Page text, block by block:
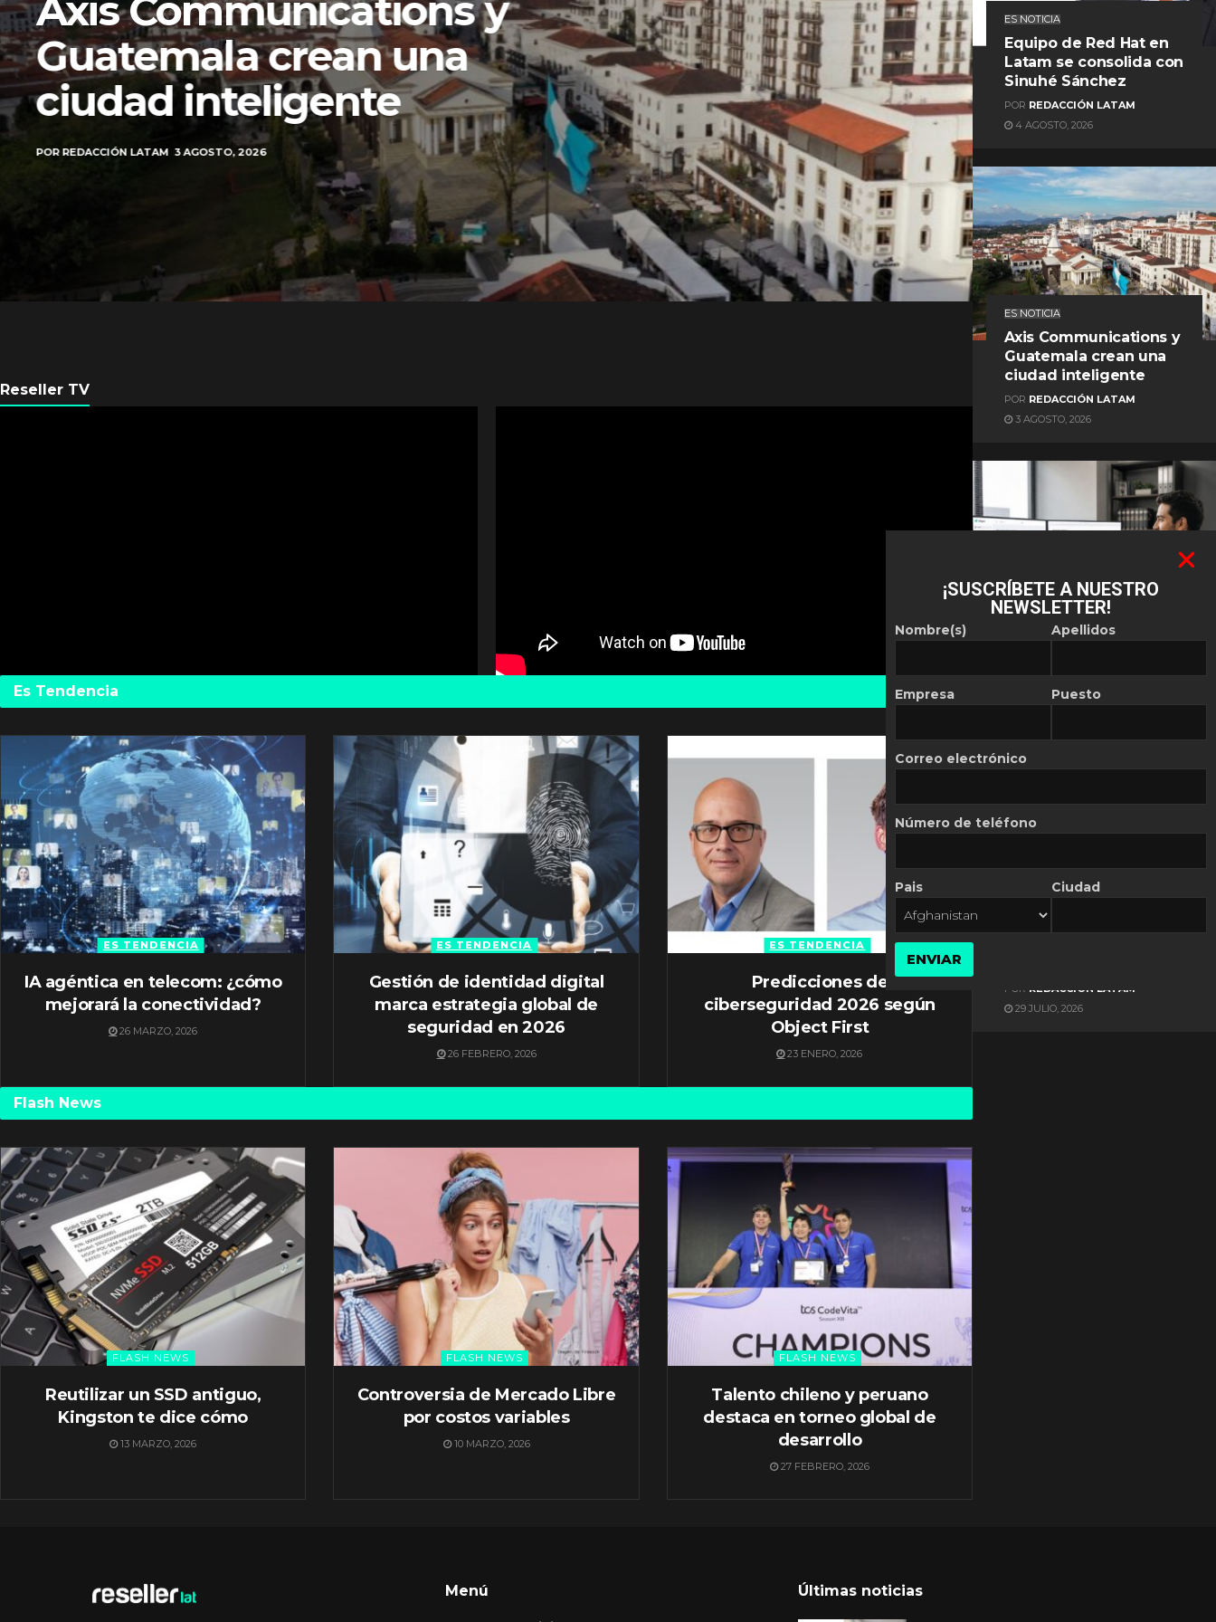
Axis Communications y
Guatemala crean una
ciudad inteligente
POR REDACCIÓN LATAM 3 AGOSTO, 2026
Reseller TV
Es Tendencia
ES TENDENCIA
IA agéntica en telecom: ¿cómo
mejorará la conectividad?
26 MARZO, 2026
ES TENDENCIA
Gestión de identidad digital
marca estrategia global de
seguridad en 2026
26 FEBRERO, 2026
ES TENDENCIA
Predicciones de
ciberseguridad 2026 según
Object First
23 ENERO, 2026
Flash News
FLASH NEWS
Reutilizar un SSD antiguo,
Kingston te dice cómo
13 MARZO, 2026
FLASH NEWS
Controversia de Mercado Libre
por costos variables
10 MARZO, 2026
FLASH NEWS
Talento chileno y peruano
destaca en torneo global de
desarrollo
27 FEBRERO, 2026
ES NOTICIA
Equipo de Red Hat en
Latam se consolida con
Sinuhé Sánchez
POR REDACCIÓN LATAM
4 AGOSTO, 2026
ES NOTICIA
Axis Communications y
Guatemala crean una
ciudad inteligente
POR REDACCIÓN LATAM
3 AGOSTO, 2026
ES NOTICIA
Automatización de las
REDACCIÓN LATAM
ES NOTICIA
POR REDACCIÓN LATAM
29 JULIO, 2026
Menú Últimas noticias
¡SUSCRÍBETE A NUESTRO
NEWSLETTER!
Nombre(s)
Empresa
Apellidos
Puesto
Correo electrónico
Número de teléfono
Pais Ciudad
ENVIAR